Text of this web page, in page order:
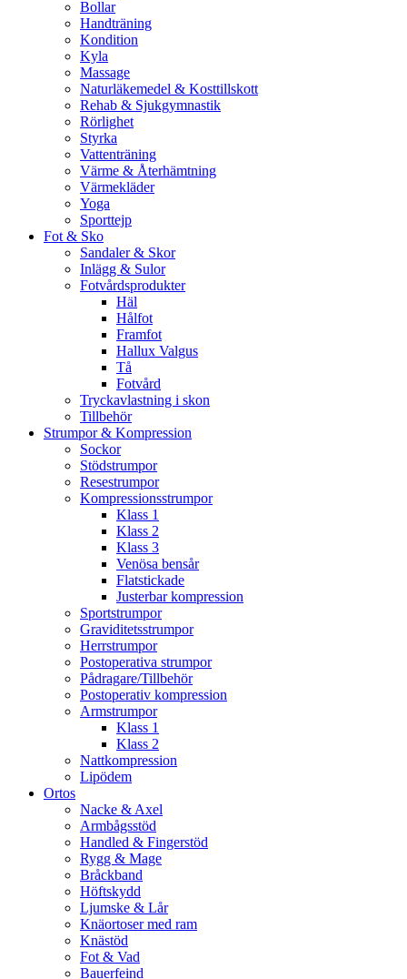
Bollar
Handträning
Kondition
Kyla
Massage
Naturläkemedel & Kosttillskott
Rehab & Sjukgymnastik
Rörlighet
Styrka
Vattenträning
Värme & Återhämtning
Värmekläder
Yoga
Sporttejp
Fot & Sko
Sandaler & Skor
Inlägg & Sulor
Fotvårdsprodukter
Häl
Hålfot
Framfot
Hallux Valgus
Tå
Fotvård
Tryckavlastning i skon
Tillbehör
Strumpor & Kompression
Sockor
Stödstrumpor
Resestrumpor
Kompressionsstrumpor
Klass 1
Klass 2
Klass 3
Venösa bensår
Flatstickade
Justerbar kompression
Sportstrumpor
Graviditetsstrumpor
Herrstrumpor
Postoperativa strumpor
Pådragare/Tillbehör
Postoperativ kompression
Armstrumpor
Klass 1
Klass 2
Nattkompression
Lipödem
Ortos
Nacke & Axel
Armbågsstöd
Handled & Fingerstöd
Rygg & Mage
Bråckband
Höftskydd
Ljumske & Lår
Knäortoser med ram
Knästöd
Fot & Vad
Bauerfeind